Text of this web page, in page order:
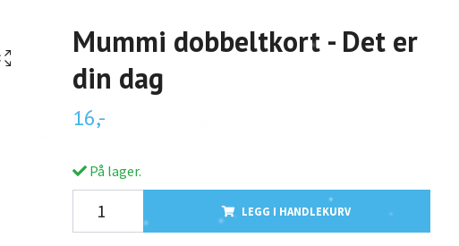
Mummi dobbeltkort - Det er
din dag
16,-
På lager.
LEGG I HANDLEKURV